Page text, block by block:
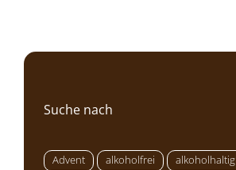
Suche nach
Advent alkoholfrei
alkoholhaltig